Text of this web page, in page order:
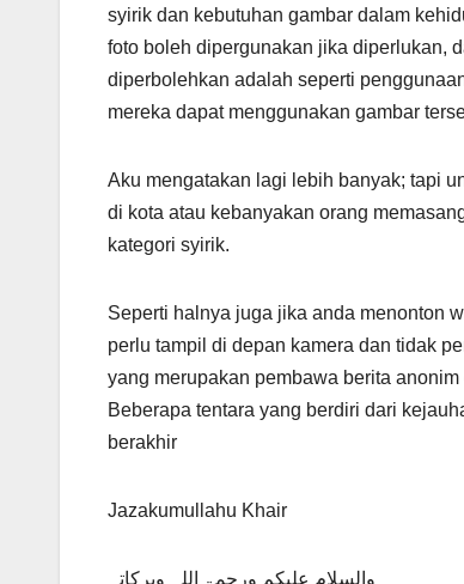
syirik dan kebutuhan gambar dalam
foto boleh dipergunakan jika diperlukan,
diperbolehkan adalah seperti
mereka dapat menggunakan gambar
Aku mengatakan lagi lebih banyak; tapi
di kota atau kebanyakan orang
kategori syirik.
Seperti halnya juga jika anda menonton
perlu tampil di depan kamera dan tidak
yang merupakan pembawa berita
Beberapa tentara yang berdiri dari
berakhir
Jazakumullahu Khair
والسلام علیکم ورحمۃ اللہ وبرکاتہ